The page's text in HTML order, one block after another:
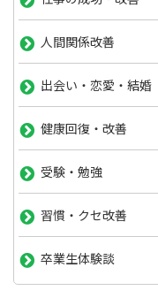
人間関係改善
出会い・恋愛・結婚
健康回復・改善
受験・勉強
習慣・クセ改善
卒業生体験談